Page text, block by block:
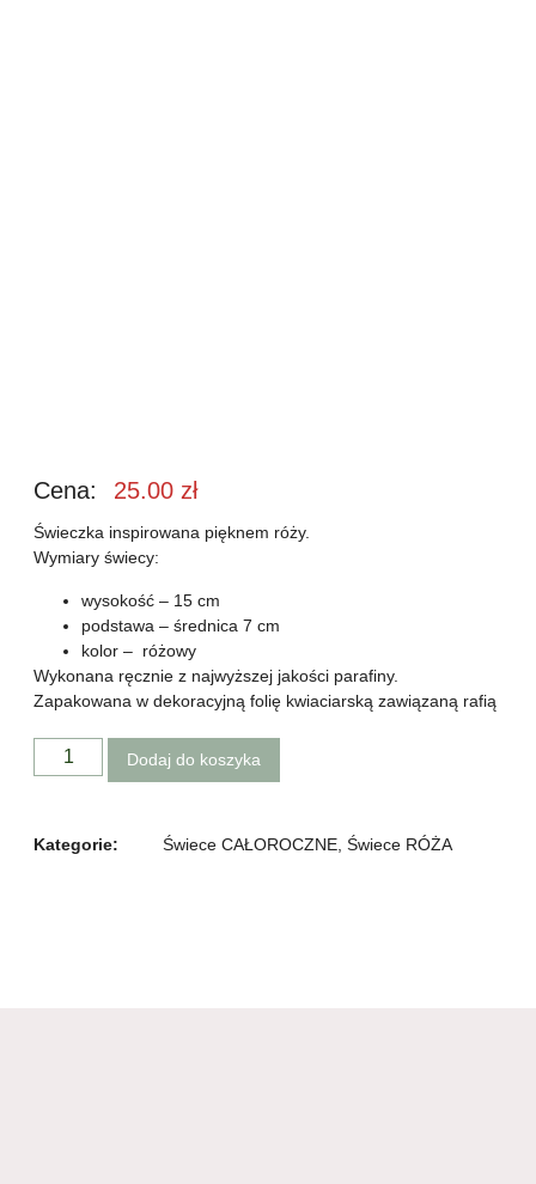
Cena: 25.00 zł
Świeczka inspirowana pięknem róży.
Wymiary świecy:
wysokość – 15 cm
podstawa – średnica 7 cm
kolor – różowy
Wykonana ręcznie z najwyższej jakości parafiny.
Zapakowana w dekoracyjną folię kwiaciarską zawiązaną rafią
Dodaj do koszyka
Kategorie: Świece CAŁOROCZNE Świece RÓŻA